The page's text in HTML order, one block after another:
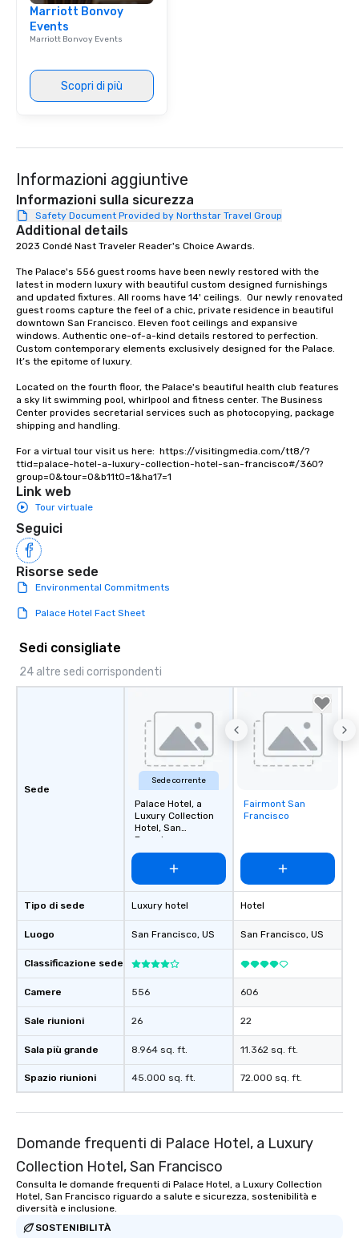
Marriott Bonvoy
Events
Marriott Bonvoy Events
Scopri di più
Informazioni aggiuntive
Informazioni sulla sicurezza
Safety Document Provided by Northstar Travel Group
Additional details
2023 Condé Nast Traveler Reader's Choice Awards.
The Palace's 556 guest rooms have been newly restored with the
latest in modern luxury with beautiful custom designed furnishings
and updated fixtures. All rooms have 14' ceilings.  Our newly renovated
guest rooms capture the feel of a chic, private residence in beautiful
downtown San Francisco. Eleven foot ceilings and expansive
windows. Authentic one-of-a-kind details restored to perfection.
Custom contemporary elements exclusively designed for the Palace.
It’s the epitome of luxury.
Located on the fourth floor, the Palace's beautiful health club features
a sky lit swimming pool, whirlpool and fitness center. The Business
Center provides secretarial services such as photocopying, package
shipping and handling.
For a virtual tour visit us here:  https://visitingmedia.com/tt8/?
ttid=palace-hotel-a-luxury-collection-hotel-san-francisco#/360?
group=0&tour=0&b11t0=1&ha17=1
Link web
Tour virtuale
Seguici
Risorse sede
Environmental Commitments
Palace Hotel Fact Sheet
Sedi consigliate
24 altre sedi corrispondenti
Sede
Tipo di sede
Luogo
Classificazione sede
Camere
Sale riunioni
Sala più grande
Spazio riunioni
Sede corrente
Palace Hotel, a
Luxury Collection
Hotel, San
Francisco
Luxury hotel
San Francisco, US
556
26
8.964 sq. ft.
45.000 sq. ft.
Removed from
favorites
Fairmont San
Francisco
Hotel
San Francisco, US
606
22
11.362 sq. ft.
72.000 sq. ft.
Domande frequenti di Palace Hotel, a Luxury
Collection Hotel, San Francisco
Consulta le domande frequenti di Palace Hotel, a Luxury Collection
Hotel, San Francisco riguardo a salute e sicurezza, sostenibilità e
diversità e inclusione.
SOSTENIBILITÀ